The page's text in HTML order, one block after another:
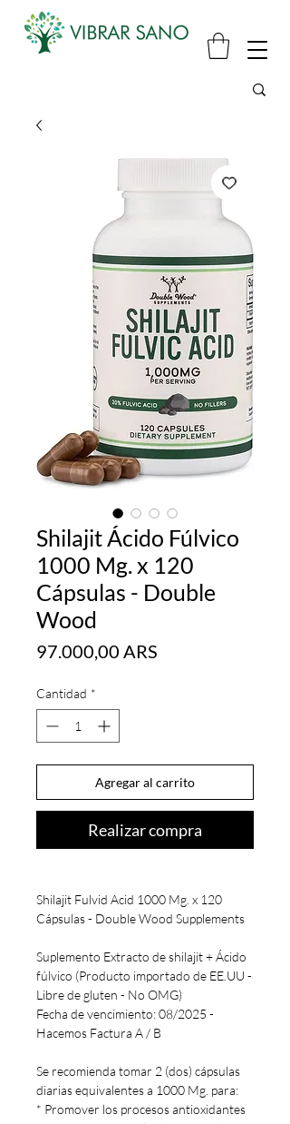
Shilajit Ácido Fúlvico
1000 Mg. x 120
Cápsulas - Double
Wood
97.000,00 ARS
Cantidad *
Agregar al carrito
Realizar compra
Shilajit Fulvid Acid 1000 Mg. x 120
Cápsulas - Double Wood Supplements
Suplemento Extracto de shilajit + Ácido
fúlvico (Producto importado de EE.UU -
Libre de gluten - No OMG)
Fecha de vencimiento: 08/2025 -
Hacemos Factura A / B
Se recomienda tomar 2 (dos) cápsulas
diarias equivalentes a 1000 Mg. para:
* Promover los procesos antioxidantes